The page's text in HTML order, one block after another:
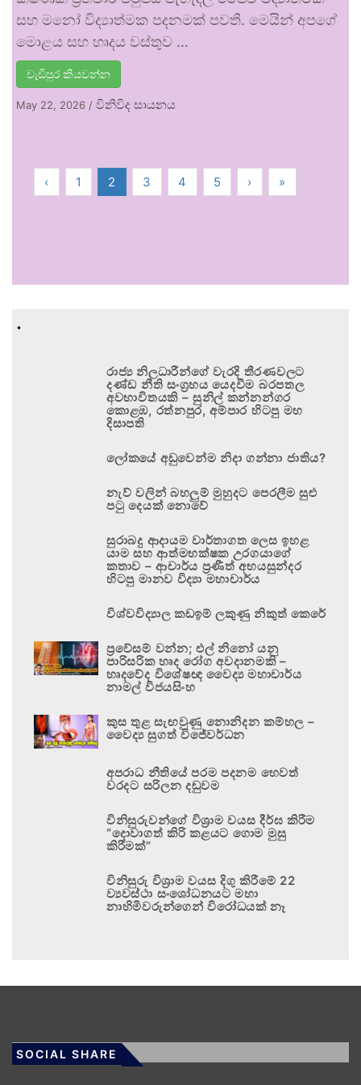
සහ මනෝ විද්‍යාත්මක පදනමක් පවතී. මෙයින් අපගේ
මොළය සහ හෘදය වස්තුව …
වැඩිපුර කියවන්න
May 22, 2026 / විනිවිද සායනය
‹ 1 2 3 4 5 › »
.
රාජ්‍ය නිලධාරීන්ගේ වැරදි තීරණවලට
දණ්ඩ නීති සංග්‍රහය යෙදවීම බරපතල
අවභාවිතයකි – සුනිල් කන්නන්ගර
කොළඹ, රත්නපුර, අම්පාර හිටපු මහ
දිසාපති
ලෝකයේ අඩුවෙන්ම නිදා ගන්නා ජාතිය?
නැව් වලින් බහලුම් මුහුදට පෙරලීම සුළු
පටු දෙයක් නොවේ
සුරාබදු ආදායම වාර්තාගත ලෙස ඉහළ
යාම සහ ආත්මභක්ෂක උරගයාගේ
කතාව – ආචාර්ය ප්‍රණීත් අභයසුන්දර
හිටපු මානව විද්‍යා මහාචාර්ය
විශ්වවිද්‍යාල කඩඉම් ලකුණු නිකුත් කෙරේ
ප්‍රවේසම් වන්න; එල් නිනෝ යනු
පාරිසරික හෘද රෝග අවදානමකි –
හෘදවේද විශේෂඥ වෛද්‍ය මහාචාර්ය
නාමල් විජයසිංහ
කුස තුළ සැඟවුණු නොනිදන කම්හල –
වෛද්‍ය සුගත් විජේවර්ධන
අපරාධ නීතියේ පරම පදනම හෙවත්
වරදට සරිලන දඬුවම
විනිසුරුවන්ගේ විශ්‍රාම වයස දීර්ඝ කිරීම
“දොවාගත් කිරි කළයට ගොම මුසු
කිරීමක්”
විනිසුරු විශ්‍රාම වයස දිගු කිරීමේ 22
ව්‍යවස්ථා සංශෝධනයට මහා
නාහිමිවරුන්ගෙන් විරෝධයක් නෑ
SOCIAL SHARE